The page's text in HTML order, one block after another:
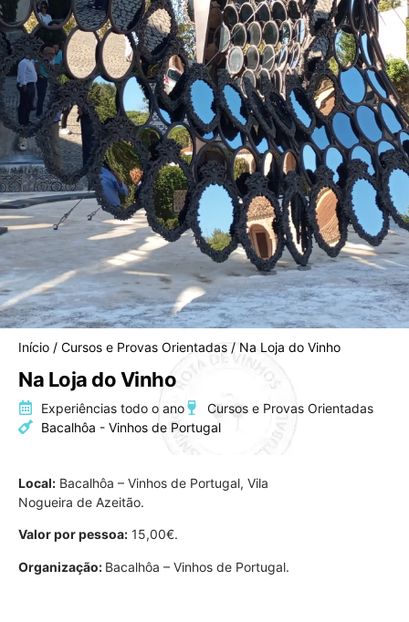
Início / Cursos e Provas Orientadas / Na Loja do Vinho
Na Loja do Vinho
Experiências todo o ano
Cursos e Provas Orientadas
Bacalhôa - Vinhos de Portugal
Local: Bacalhôa – Vinhos de Portugal, Vila
Nogueira de Azeitão.
Valor por pessoa: 15,00€.
Organização: Bacalhôa – Vinhos de Portugal.